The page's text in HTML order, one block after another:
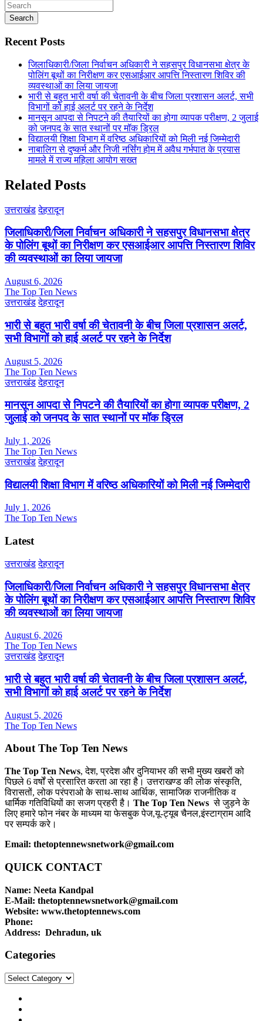
Search
Recent Posts
जिलाधिकारी/जिला निर्वाचन अधिकारी ने सहसपुर विधानसभा क्षेत्र के
पोलिंग बूथों का निरीक्षण कर एसआईआर आपत्ति निस्तारण शिविर की
व्यवस्थाओं का लिया जायजा
भारी से बहुत भारी वर्षा की चेतावनी के बीच जिला प्रशासन अलर्ट, सभी
विभागों को हाई अलर्ट पर रहने के निर्देश
मानसून आपदा से निपटने की तैयारियों का होगा व्यापक परीक्षण, 2 जुलाई
को जनपद के सात स्थानों पर मॉक ड्रिल
विद्यालयी शिक्षा विभाग में वरिष्ठ अधिकारियों को मिली नई जिम्मेदारी
नाबालिग से दुष्कर्म और निजी नर्सिंग होम में अवैध गर्भपात के प्रयास
मामले में राज्य महिला आयोग सख्त
Related Posts
उत्तराखंड देहरादून
जिलाधिकारी/जिला निर्वाचन अधिकारी ने सहसपुर विधानसभा क्षेत्र
के पोलिंग बूथों का निरीक्षण कर एसआईआर आपत्ति निस्तारण शिविर
की व्यवस्थाओं का लिया जायजा
August 6, 2026
The Top Ten News
उत्तराखंड देहरादून
भारी से बहुत भारी वर्षा की चेतावनी के बीच जिला प्रशासन अलर्ट,
सभी विभागों को हाई अलर्ट पर रहने के निर्देश
August 5, 2026
The Top Ten News
उत्तराखंड देहरादून
मानसून आपदा से निपटने की तैयारियों का होगा व्यापक परीक्षण, 2
जुलाई को जनपद के सात स्थानों पर मॉक ड्रिल
July 1, 2026
The Top Ten News
उत्तराखंड देहरादून
विद्यालयी शिक्षा विभाग में वरिष्ठ अधिकारियों को मिली नई जिम्मेदारी
July 1, 2026
The Top Ten News
Latest
उत्तराखंड देहरादून
जिलाधिकारी/जिला निर्वाचन अधिकारी ने सहसपुर विधानसभा क्षेत्र
के पोलिंग बूथों का निरीक्षण कर एसआईआर आपत्ति निस्तारण शिविर
की व्यवस्थाओं का लिया जायजा
August 6, 2026
The Top Ten News
उत्तराखंड देहरादून
भारी से बहुत भारी वर्षा की चेतावनी के बीच जिला प्रशासन अलर्ट,
सभी विभागों को हाई अलर्ट पर रहने के निर्देश
August 5, 2026
The Top Ten News
About The Top Ten News
The Top Ten News, देश, प्रदेश और दुनियाभर की सभी मुख्य खबरों को
पिछले 6 वर्षों से प्रसारित करता आ रहा है। उत्तराखण्ड की लोक संस्कृति,
विरासतों, लोक परंपराओ के साथ-साथ आर्थिक, सामाजिक राजनीतिक व
धार्मिक गतिविधियों का सजग प्रहरी है। The Top Ten News से जुड़ने के
लिए हमारे फोन नंबर के माध्यम या फेसबुक पेज,यू-ट्यूब चैनल,इंस्टाग्राम आदि
पर सम्पर्क करे।
Email: thetoptennewsnetwork@gmail.com
QUICK CONTACT
Name: Neeta Kandpal
E-Mail: thetoptennewsnetwork@gmail.com
Website: www.thetoptennews.com
Phone:
Address: Dehradun, uk
Categories
Categories